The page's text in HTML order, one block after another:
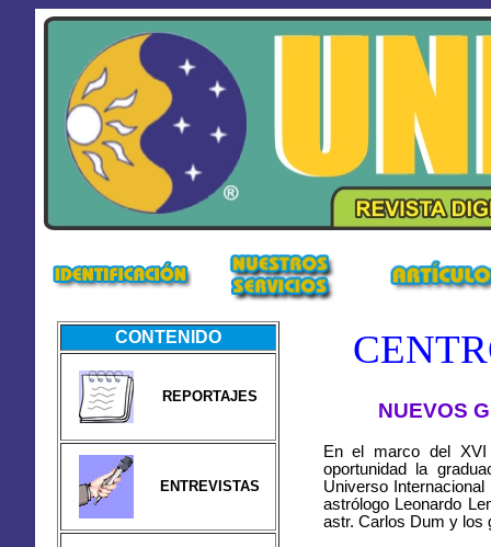
CONTENIDO
REPORTAJES
ENTREVISTAS
NUEVOS
En el marco del XVI
oportunidad la
Universo
astrólogo Leonardo
astr. Carlos Dum y los